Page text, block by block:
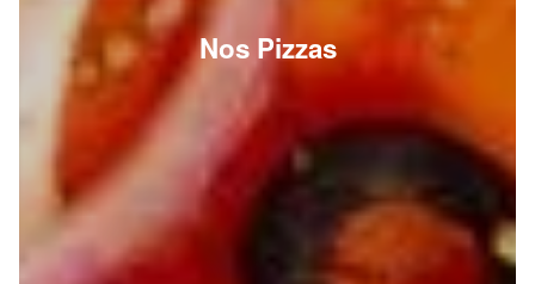
Nos Pizzas